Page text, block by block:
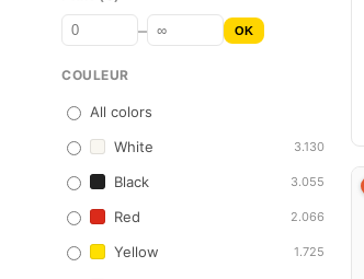
– OK
COULEUR
All colors
White
3.130
Black 3.055
Red 2.066
Yellow 1.725